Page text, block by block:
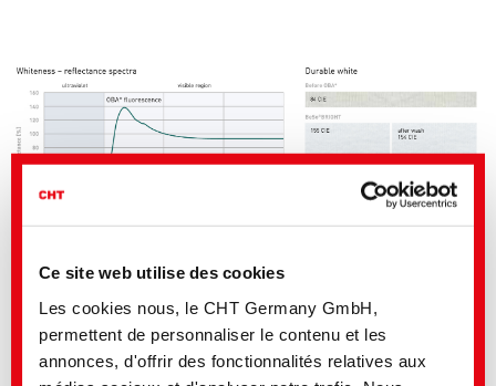
Ce site web utilise des cookies
Les cookies nous, le CHT Germany GmbH,
permettent de personnaliser le contenu et les
annonces, d'offrir des fonctionnalités relatives aux
Comment BeSoBRIGHT fonctionne
Un blanc et une brillance durables
Prolongement du cycle de vie des vêtements
Empêche le jaunissement et la formation d’un voile gris même après